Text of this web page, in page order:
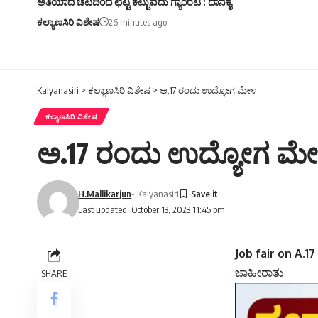
ಕಲ್ಯಾಣಸಿರಿ ವಿಶೇಷ 26 minutes ago
Kalyanasiri > ಕಲ್ಯಾಣಸಿರಿ ವಿಶೇಷ > ಅ.17 ರಂದು ಉದ್ಯೋಗ ಮೇಳ
ಕಲ್ಯಾಣಸಿರಿ ವಿಶೇಷ
ಅ.17 ರಂದು ಉದ್ಯೋಗ
Last updated: October 13, 2023 11:45 pm
H.Mallikarjun- Kalyanasiri
SHARE
Job fair on A.17
ಜಾಹೀರಾತು